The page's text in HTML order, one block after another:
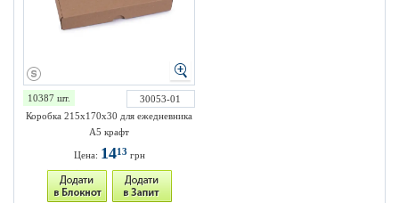
10387 шт.
30053-01
Коробка 215х170х30 для ежедневника
А5 крафт
Цена: 1413 грн